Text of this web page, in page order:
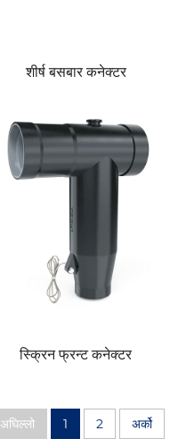
शीर्ष बसबार कनेक्टर
स्क्रिन फ्रन्ट कनेक्टर
अघिल्लो 1 2 अर्को